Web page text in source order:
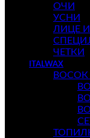
ОЧИ
УСНИ
ЛИЦЕ
ЧЕТКИ
ITALWAX
ВОСОК